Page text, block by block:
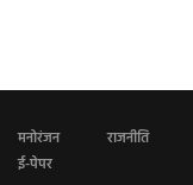
मनोरंजन
राजनीति
ई-पेपर